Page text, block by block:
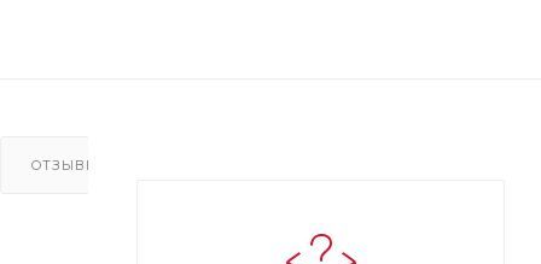
ОТЗЫВЫ(1)